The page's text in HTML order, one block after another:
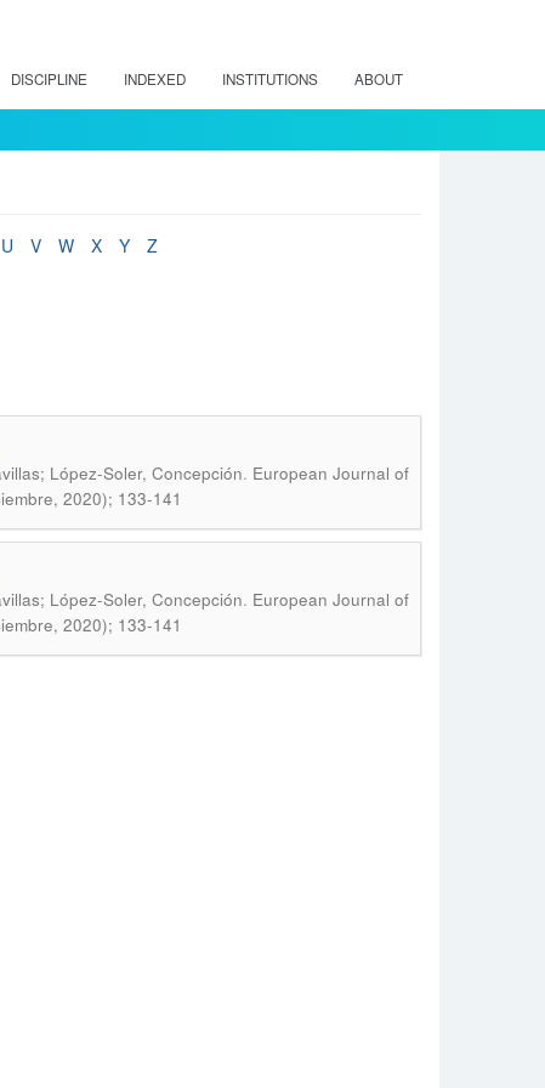
DISCIPLINE INDEXED INSTITUTIONS ABOUT
U V W X Y
Z
López-Soler, Concepción. European Journal of
2020); 133-141
López-Soler, Concepción. European Journal of
2020); 133-141